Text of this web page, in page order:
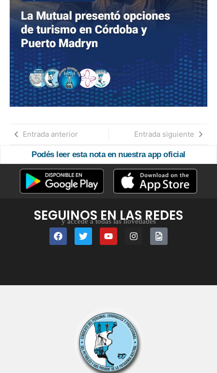
Entrada anterior Entrada siguiente
Podés leer esta nota en nuestra app oficial
SEGUINOS EN LAS REDES
y accedé a todas las novedades